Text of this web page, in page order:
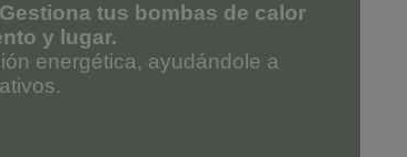
tus bombas de calor
y lugar.
energética, ayudándole a